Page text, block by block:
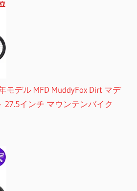
モデル MFD MuddyFox Dirt マデ
27.5インチ マウンテンバイク